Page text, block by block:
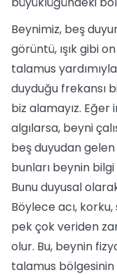
Beynimiz, beş
görüntü, ışık gibi
talamus
duyduğu frekansı
biz alamayız.
algılarsa, beyni
beş duyudan
bunları beynin
Bunu duyusal
Böylece acı,
pek çok veriden
olur. Bu, beynin
talamus bölgesinin